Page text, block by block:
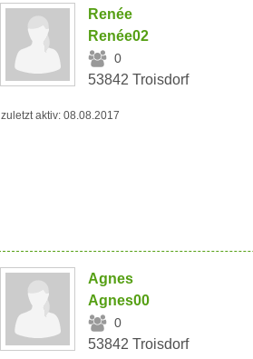
Renée
Renée02
0
53842 Troisdorf
zuletzt aktiv: 08.08.2017
Agnes
Agnes00
0
53842 Troisdorf